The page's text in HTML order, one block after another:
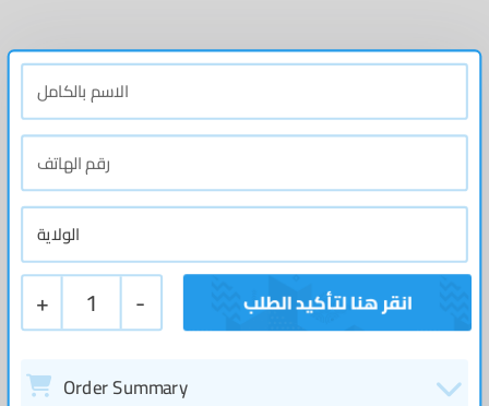
+ 1 -
Order Summary